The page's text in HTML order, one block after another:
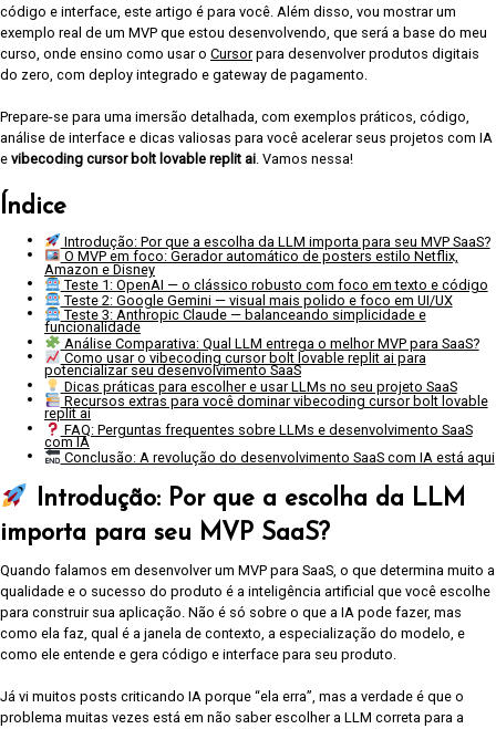
código e interface, este artigo é para você. Além disso, vou mostrar um
exemplo real de um MVP que estou desenvolvendo, que será a base do meu
curso, onde ensino como usar o Cursorpara desenvolver produtos digitais
do zero, com deploy integrado e gateway de pagamento.
Prepare-se para uma imersão detalhada, com exemplos práticos, código,
análise de interface e dicas valiosas para você acelerar seus projetos com IA
e vibecoding cursor bolt lovable replit ai . Vamos nessa!
Índice
Introdução: Por que a escolha da LLM importa para seu MVP SaaS?
O MVP em foco: Gerador automático de posters estilo Netflix,
Amazon e Disney
Teste 1: OpenAI — o clássico robusto com foco em texto e código
Teste 2: Google Gemini — visual mais polido e foco em UI/UX
Teste 3: Anthropic Claude — balanceando simplicidade e
funcionalidade
Análise Comparativa: Qual LLM entrega o melhor MVP para SaaS?
Como usar o vibecoding cursor bolt lovable replit ai para
potencializar seu desenvolvimento SaaS
Dicas práticas para escolher e usar LLMs no seu projeto SaaS
Recursos extras para você dominar vibecoding cursor bolt lovable
replit ai
FAQ: Perguntas frequentes sobre LLMs e desenvolvimento SaaS
com IA
Conclusão: A revolução do desenvolvimento SaaS com IA está aqui
Introdução: Por que a escolha da LLM
importa para seu MVP SaaS?
Quando falamos em desenvolver um MVP para SaaS, o que determina muito a
qualidade e o sucesso do produto é a inteligência artificial que você escolhe
para construir sua aplicação. Não é só sobre o que a IA pode fazer, mas
como ela faz, qual é a janela de contexto, a especialização do modelo, e
como ele entende e gera código e interface para seu produto.
Já vi muitos posts criticando IA porque “ela erra”, mas a verdade é que o
problema muitas vezes está em não saber escolher a LLM correta para a